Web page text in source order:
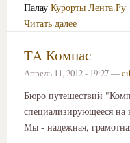
Палау Курорты Лента.Ру
Читать далее
TA Компас
Апрель 11, 2012 - 19:27 —
Бюро путешествий
специализирующееся
Мы - надежная,